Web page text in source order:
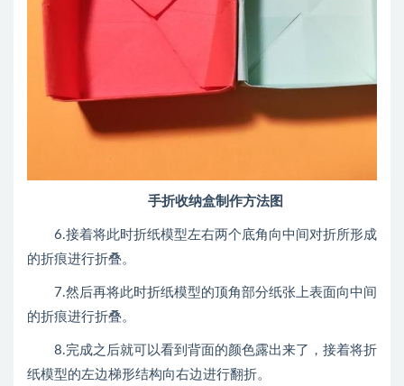
手折收纳盒制作方法图
6.接着将此时折纸模型左右两个底角向中间对折所形成
的折痕进行折叠。
7.然后再将此时折纸模型的顶角部分纸张上表面向中间
的折痕进行折叠。
8.完成之后就可以看到背面的颜色露出来了，接着将折
纸模型的左边梯形结构向右边进行翻折。